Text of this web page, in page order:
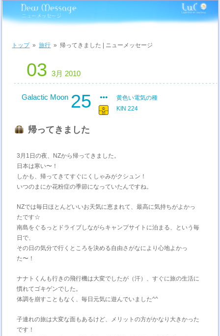
トップ»旅行 » 帰ってきました | ニューメッセージ
03 3月 2010
Galactic Moon 25
黄色い電気の種
KIN 224
帰ってきました
3月1日の夜、NZから帰ってきました。
日本は寒い〜！
しかも、帰ってきてすぐにくしゃみがクシュン！
いつのまにか花粉症の季節になっていたんですね。
NZでは毎日ほとんどいいお天気に恵まれて、最高に気持ちがよかっ
たです☆
南島をぐるっとドライブしながらキャンプサイトに泊まる、という毎
日で、
その日の気分で行くところを決める自由さがなにより心地よかっ
た〜！
ナナトくんも行きの飛行機は大変でしたが（汗）、すぐに旅の生活に
慣れてゴキゲンでした。
体調を崩すこともなく、毎日元気に遊んでいました^^
子連れの旅は大変な面もあるけど、メリットの方がかなり大きかった
です！